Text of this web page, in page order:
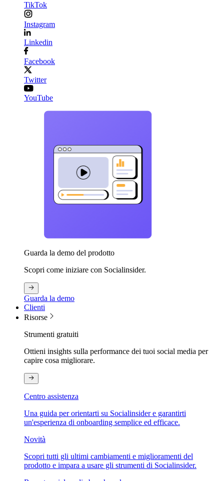
TikTok
Instagram
Linkedin
Facebook
Twitter
YouTube
Guarda la demo del prodotto
Scopri come iniziare con Socialinsider.
Guarda la demo
Clienti
Risorse
Strumenti gratuiti
Ottieni insights sulla performance dei tuoi social media per
capire cosa migliorare.
Centro assistenza
Una guida per orientarti su Socialinsider e garantirti
un'esperienza di onboarding semplice ed efficace.
Novità
Scopri tutti gli ultimi cambiamenti e miglioramenti del
prodotto e impara a usare gli strumenti di Socialinsider.